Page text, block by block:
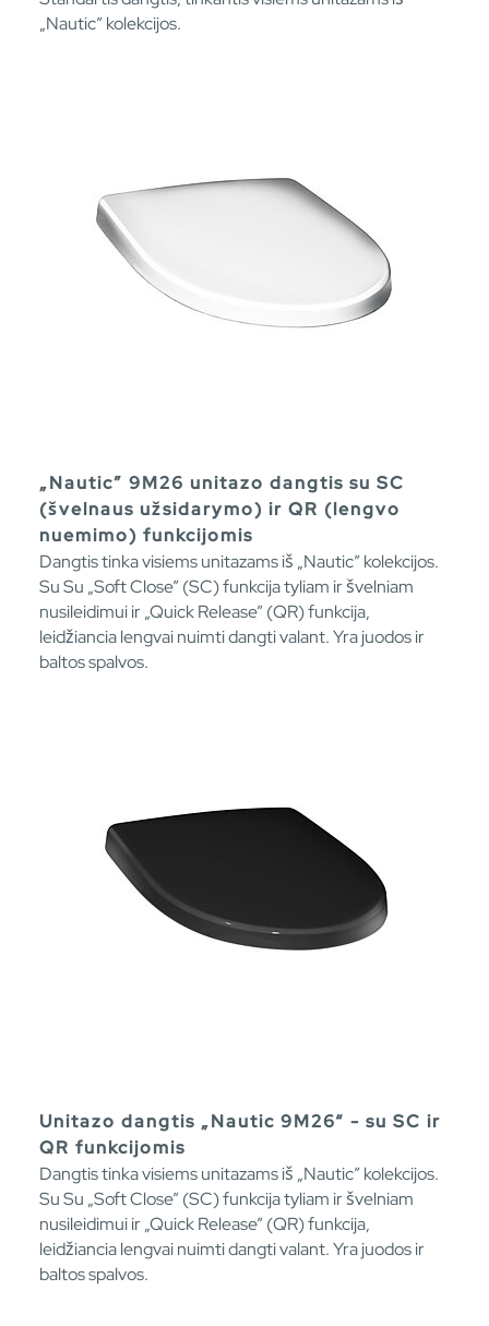
„Nautic” kolekcijos.
„Nautic” 9M26 unitazo dangtis su SC
(švelnaus užsidarymo) ir QR (lengvo
nuemimo) funkcijomis
Dangtis tinka visiems unitazams iš „Nautic” kolekcijos.
Su Su „Soft Close” (SC) funkcija tyliam ir švelniam
nusileidimui ir „Quick Release” (QR) funkcija,
leidžiancia lengvai nuimti dangti valant. Yra juodos ir
baltos spalvos.
Unitazo dangtis „Nautic 9M26“ - su SC ir
QR funkcijomis
Dangtis tinka visiems unitazams iš „Nautic” kolekcijos.
Su Su „Soft Close” (SC) funkcija tyliam ir švelniam
nusileidimui ir „Quick Release” (QR) funkcija,
leidžiancia lengvai nuimti dangti valant. Yra juodos ir
baltos spalvos.